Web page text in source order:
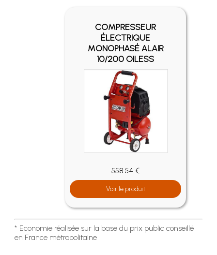
COMPRESSEUR
ÉLECTRIQUE
MONOPHASÉ ALAIR
10/200 OILESS
558.54 €
Voir le produit
* Economie réalisée sur la base du prix public conseillé
en France métropolitaine